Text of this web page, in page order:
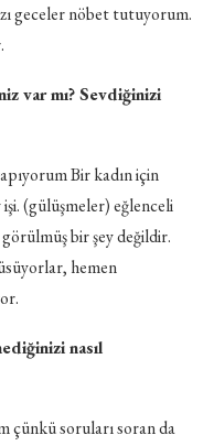
geceler nöbet tutuyorum.
var mı? Sevdiğinizi
Bir kadın için
(gülüşmeler) eğlenceli
bir şey değildir.
hemen
nasıl
çünkü soruları soran da